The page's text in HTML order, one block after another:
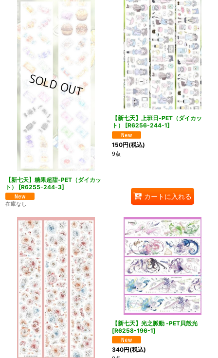
【新七天】糖果超甜-PET（ダイカッ
ト）
[R6255-244-3]
在庫なし
【新七天】上班日-PET（ダイカッ
ト）
[R6256-244-1]
150円(税込)
9点
カートに入れる
【新七天】光之脈動 -PET貝殻光
[R6258-196-1]
340円(税込)